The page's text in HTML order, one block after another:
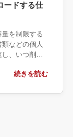
ードする仕
を制限する
などの個人
、いつ削除
用するための
続きを読む